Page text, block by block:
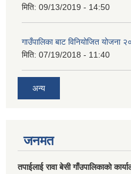
मिति: 09/13/2019 - 14:50
गाउँपालिका बाट विनियोजित योजना
मिति: 07/19/2018 - 11:40
अन्य
जनमत
तपाईलाई रावा बेसी गाँउपालिकाको